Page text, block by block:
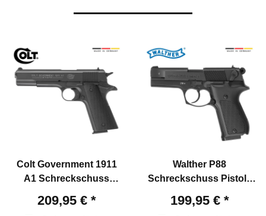
Colt Government 1911
A1 Schreckschuss
P.A.K. (P18)
209,95 € *
Walther P88
Schreckschuss Pistole
(P18)
199,95 € *